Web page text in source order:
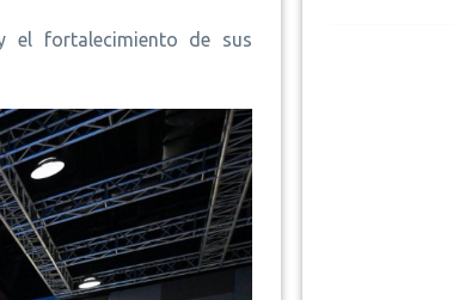
el fortalecimiento de sus